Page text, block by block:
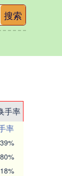
搜索
手率
率